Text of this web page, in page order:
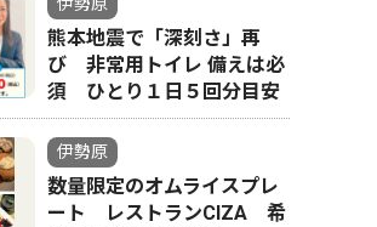
熊本地震で「深刻さ」再
び 非常用トイレ 備えは必
須 ひとり１日５回分目安
伊勢原
数量限定のオムライスプレ
ート レストランCIZA 希